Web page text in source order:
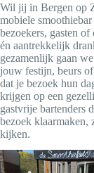
Wil jij in Bergen op
mobiele
bezoekers, gasten of
én aantrekkelijk
gezamenlijk gaan
jouw festijn, beurs
dat je bezoek hun
krijgen op een
gastvrije bartenders
bezoek klaarmaken,
kijken.